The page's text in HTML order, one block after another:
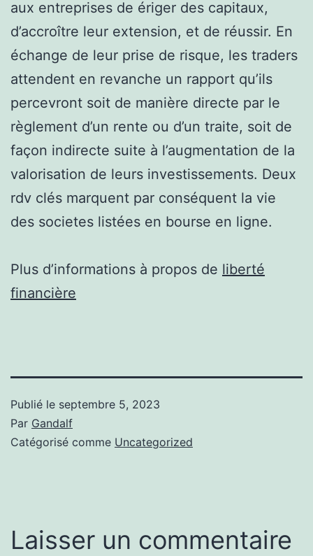
aux entreprises de ériger des capitaux,
d’accroître leur extension, et de réussir. En
échange de leur prise de risque, les traders
attendent en revanche un rapport qu’ils
percevront soit de manière directe par le
règlement d’un rente ou d’un traite, soit de
façon indirecte suite à l’augmentation de la
valorisation de leurs investissements. Deux
rdv clés marquent par conséquent la vie
des societes listées en bourse en ligne.
Plus d’informations à propos de liberté
financière
Publié le septembre 5, 2023
Par Gandalf
Catégorisé comme Uncategorized
Laisser un commentaire